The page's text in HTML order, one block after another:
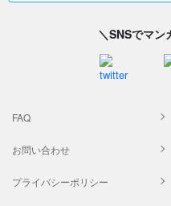
＼SNSでマン
FAQ
お問い合わせ
プライバシーポリシー